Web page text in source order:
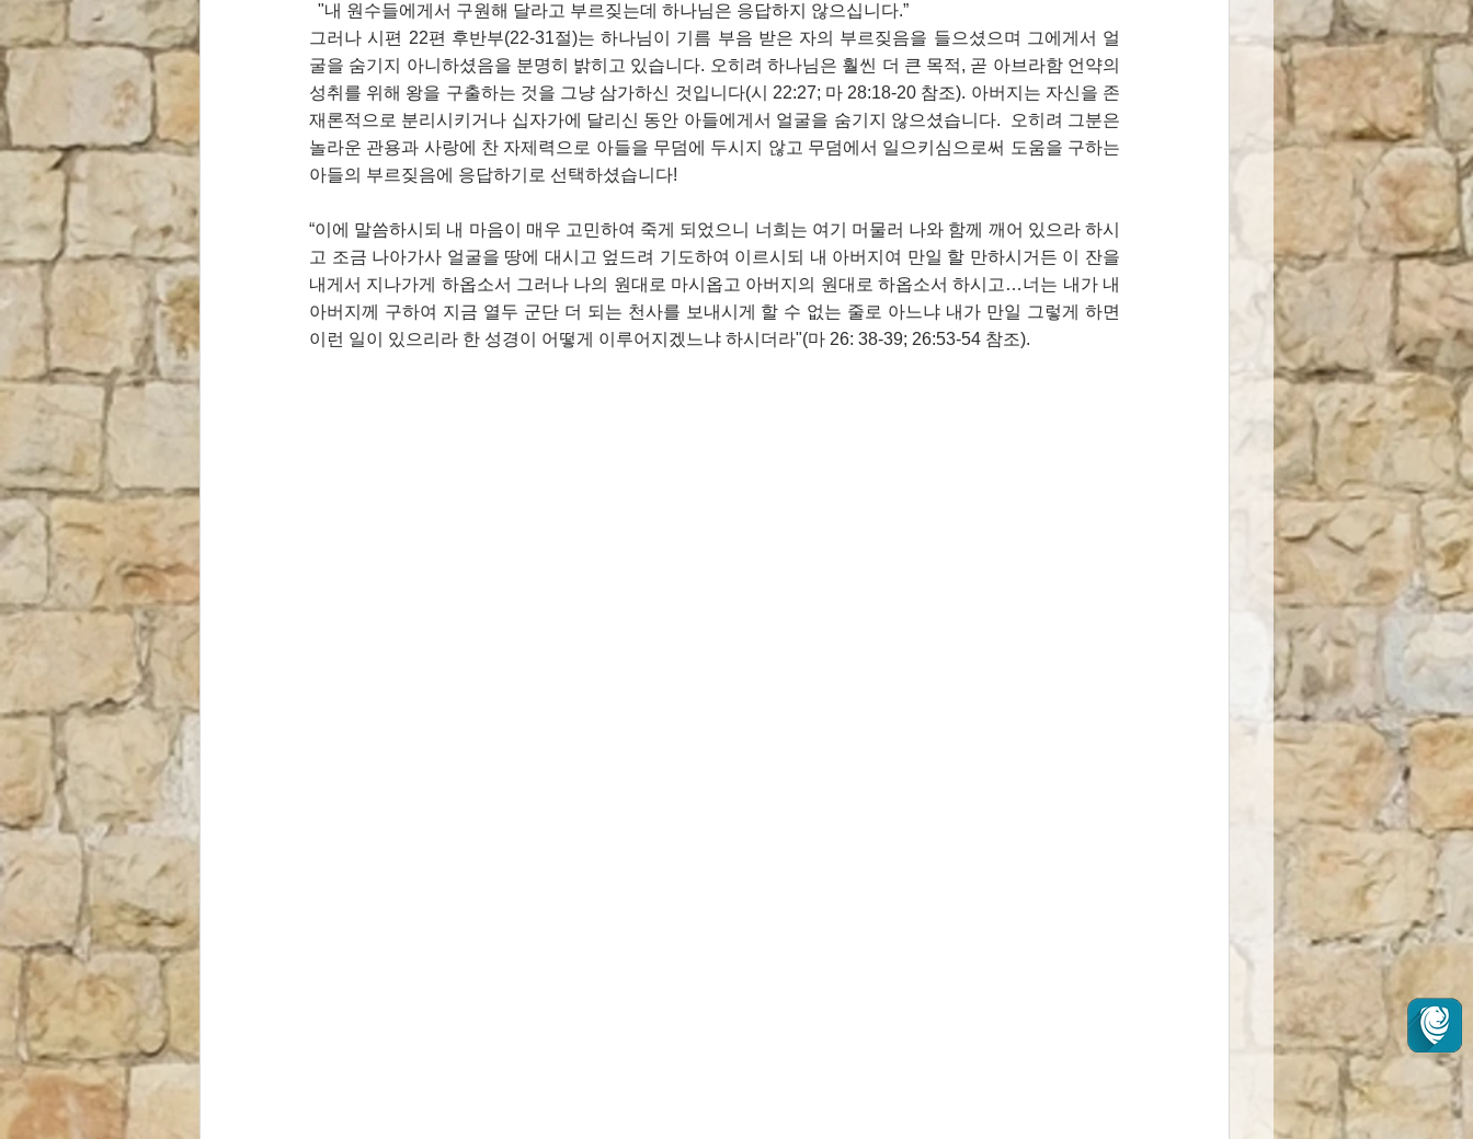
  "내 원수들에게서 구원해 달라고 부르짖는데 하나님은 응답하지 않으십니다.”
그러나 시편 22편 후반부(22-31절)는 하나님이 기름 부음 받은 자의 부르짖음을 들으셨으며 그에게서 얼
굴을 숨기지 아니하셨음을 분명히 밝히고 있습니다. 오히려 하나님은 훨씬 더 큰 목적, 곧 아브라함 언약의
성취를 위해 왕을 구출하는 것을 그냥 삼가하신 것입니다(시 22:27; 마 28:18-20 참조). 아버지는 자신을 존
재론적으로 분리시키거나 십자가에 달리신 동안 아들에게서 얼굴을 숨기지 않으셨습니다.  오히려 그분은
놀라운 관용과 사랑에 찬 자제력으로 아들을 무덤에 두시지 않고 무덤에서 일으키심으로써 도움을 구하는
아들의 부르짖음에 응답하기로 선택하셨습니다!
“이에 말씀하시되 내 마음이 매우 고민하여 죽게 되었으니 너희는 여기 머물러 나와 함께 깨어 있으라 하시
고 조금 나아가사 얼굴을 땅에 대시고 엎드려 기도하여 이르시되 내 아버지여 만일 할 만하시거든 이 잔을
내게서 지나가게 하옵소서 그러나 나의 원대로 마시옵고 아버지의 원대로 하옵소서 하시고…너는 내가 내
아버지께 구하여 지금 열두 군단 더 되는 천사를 보내시게 할 수 없는 줄로 아느냐 내가 만일 그렇게 하면
이런 일이 있으리라 한 성경이 어떻게 이루어지겠느냐 하시더라"(마 26: 38-39; 26:53-54 참조).